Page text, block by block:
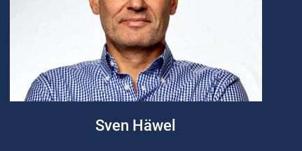
Sven Häwel